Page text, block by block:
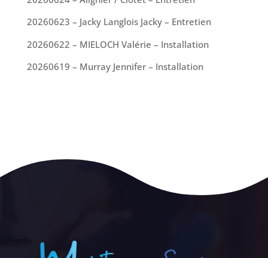
20260623 – Jacky Langlois Jacky – Entretien
20260622 – MIELOCH Valérie – Installation
20260619 – Murray Jennifer – Installation